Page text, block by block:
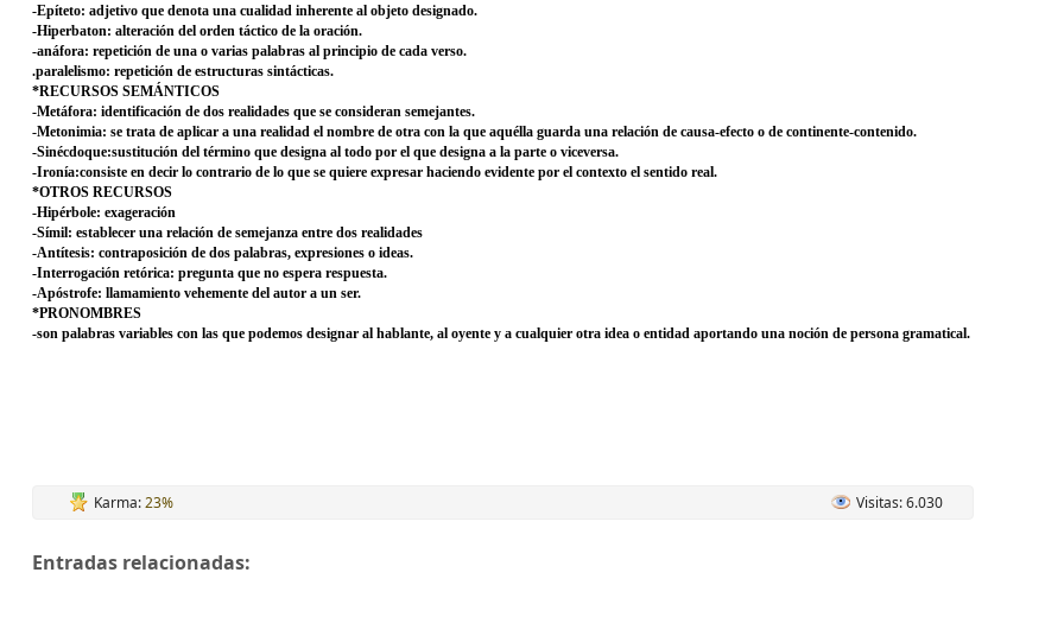
-Epíteto: adjetivo que denota una cualidad inherente al objeto designado.
-Hiperbaton: alteración del orden táctico de la oración.
-anáfora: repetición de una o varias palabras al principio de cada verso.
.paralelismo: repetición de estructuras sintácticas.
*RECURSOS SEMÁNTICOS
-Metáfora: identificación de dos realidades que se consideran semejantes.
-Metonimia: se trata de aplicar a una realidad el nombre de otra con la que aquélla guarda una relación de causa-efecto o de continente-contenido.
-Sinécdoque:sustitución del término que designa al todo por el que designa a la parte o viceversa.
-Ironía:consiste en decir lo contrario de lo que se quiere expresar haciendo evidente por el contexto el sentido real.
*OTROS RECURSOS
-Hipérbole: exageración
-Símil: establecer una relación de semejanza entre dos realidades
-Antítesis: contraposición de dos palabras, expresiones o ideas.
-Interrogación retórica: pregunta que no espera respuesta.
-Apóstrofe: llamamiento vehemente del autor a un ser.
*PRONOMBRES
-son palabras variables con las que podemos designar al hablante, al oyente y a cualquier otra idea o entidad aportando una noción de persona gramatical.
Karma:23% Visitas: 6.030
Entradas relacionadas: